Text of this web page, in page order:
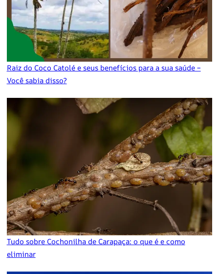
Raiz do Coco Catolé e seus benefícios para a sua saúde –
Você sabia disso?
Tudo sobre Cochonilha de Carapaça: o que é e como
eliminar